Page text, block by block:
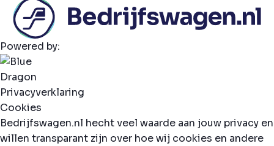
Powered by:
Privacyverklaring
Cookies
Bedrijfswagen.nl hecht veel waarde aan jouw privacy en
willen transparant zijn over hoe wij cookies en andere